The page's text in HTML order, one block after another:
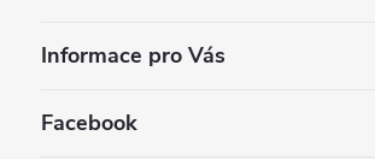
Informace pro Vás
Facebook